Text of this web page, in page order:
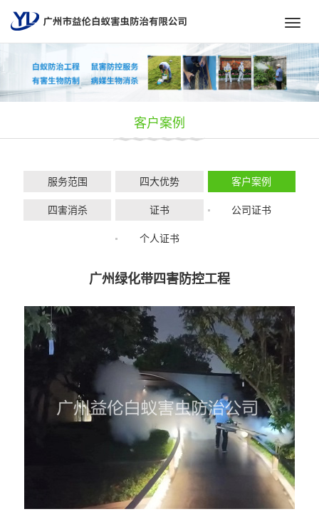
客户案例
服务范围 四大优势 客户案例
四害消杀 证书 公司证书
个人证书
广州绿化带四害防控工程